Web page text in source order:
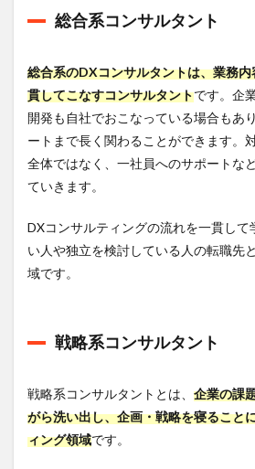
総合系コンサルタント
総合系のDXコンサルタントは、業務
貫してこなすコンサルタントです。企
開発も自社でおこなっている場合もあ
ートまで長く関わることができます。
全体ではなく、一社員へのサポートな
ていきます。
DXコンサルティングの流れを一貫し
い人や独立を検討している人の転職先
域です。
戦略系コンサルタント
戦略系コンサルタントとは、 企業の課
がら洗い出し、企画・戦略を寝ること
ィング領域です。